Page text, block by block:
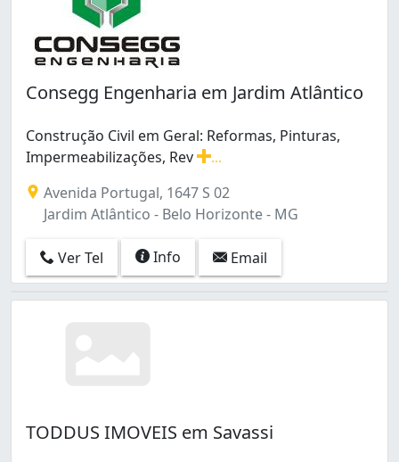
Vila Pinho Vale do Jatobá (Barreiro) (2)
Vista Alegre (3)
Consegg Engenharia em Jardim Atlântico
Construção Civil em Geral: Reformas, Pinturas,
Impermeabilizações, Rev
Avenida Portugal, 1647 S 02
Jardim Atlântico - Belo Horizonte - MG
Ver Tel Info Email
TODDUS IMOVEIS em Savassi